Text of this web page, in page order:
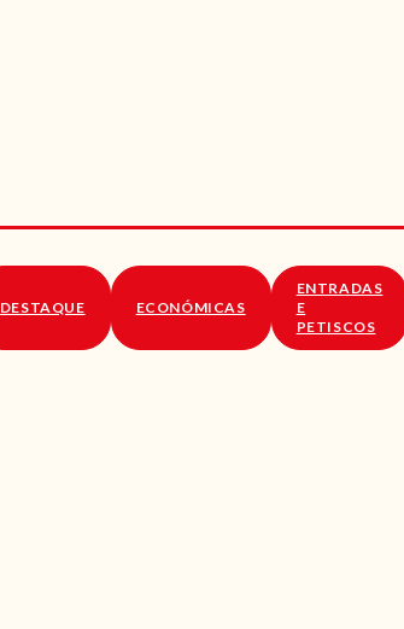
SOBRE NÓS
DESTAQUE ECONÓMICAS
ENTRADAS
E
PETISCOS